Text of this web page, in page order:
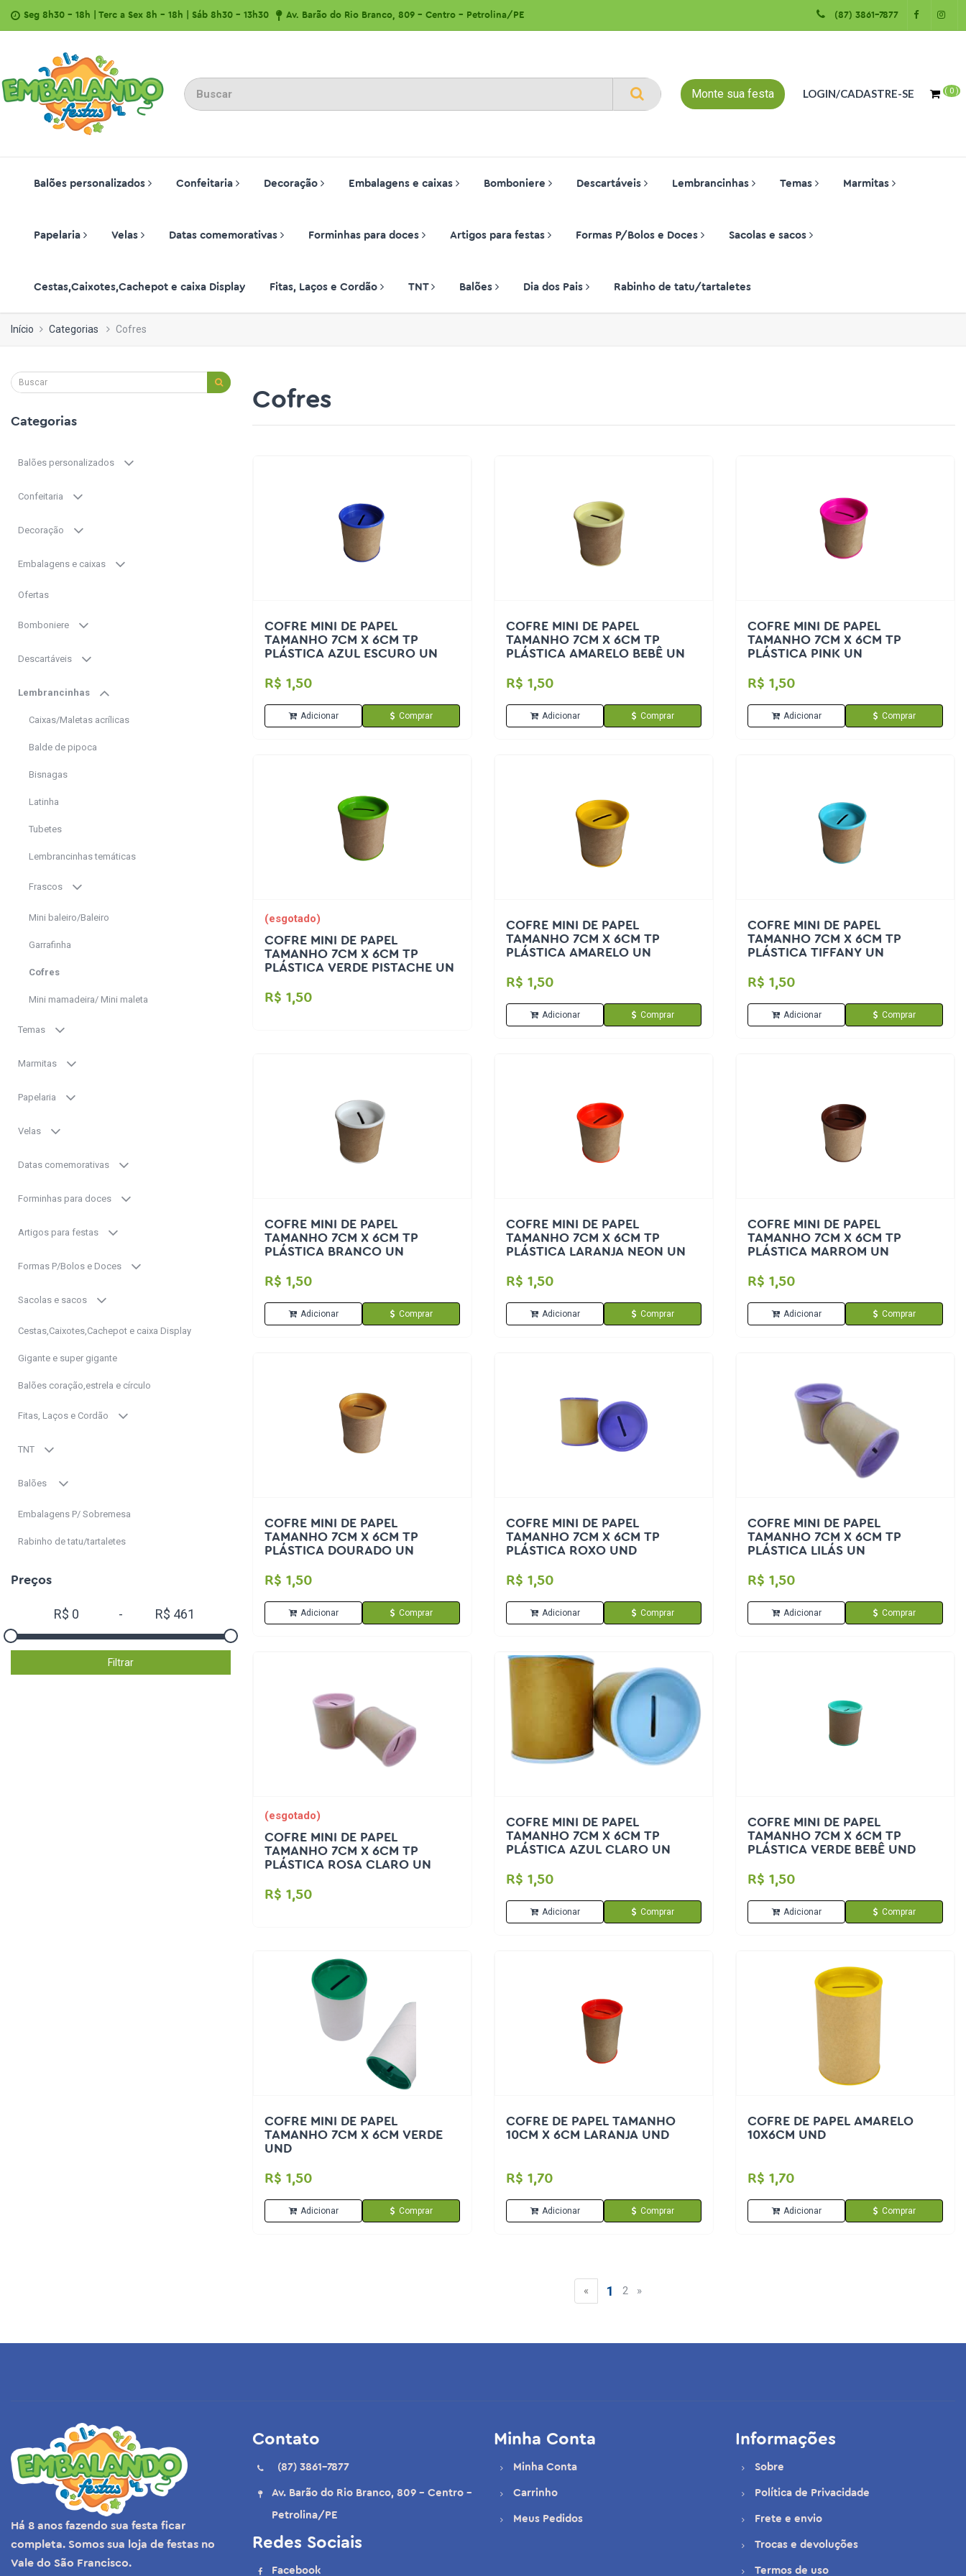
Seg 8h30 - 18h | Terc a Sex 8h - 18h | Sáb 8h30 - 13h30 Av. Barão do Rio Branco, 809 - Centro - Petrolina/PE (87) 3861-7877
Monte sua festa LOGIN/CADASTRE-SE ( 0 )
Balões personalizados Confeitaria Decoração Embalagens e caixas Bomboniere Descartáveis Lembrancinhas Temas Marmitas
Papelaria Velas Datas comemorativas Forminhas para doces Artigos para festas Formas P/Bolos e Doces Sacolas e sacos
Cestas,Caixotes,Cachepot e caixa Display Fitas, Laços e Cordão TNT Balões Dia dos Pais Rabinho de tatu/tartaletes
Início Categorias Cofres
Categorias
Balões personalizados
Confeitaria
Decoração
Embalagens e caixas
Ofertas
Bomboniere
Descartáveis
Lembrancinhas
Caixas/Maletas acrílicas
Balde de pipoca
Bisnagas
Latinha
Tubetes
Lembrancinhas temáticas
Frascos
Mini baleiro/Baleiro
Garrafinha
Cofres
Mini mamadeira/ Mini maleta
Temas
Marmitas
Papelaria
Velas
Datas comemorativas
Forminhas para doces
Artigos para festas
Formas P/Bolos e Doces
Sacolas e sacos
Cestas,Caixotes,Cachepot e caixa Display
Gigante e super gigante
Balões coração,estrela e círculo
Fitas, Laços e Cordão
TNT
Balões
Embalagens P/ Sobremesa
Rabinho de tatu/tartaletes
Preços
R$ 0 - R$ 461
Filtrar
Cofres
COFRE MINI DE PAPEL
TAMANHO 7CM X 6CM TP
PLÁSTICA AZUL ESCURO UN
R$ 1,50
Adicionar Comprar
COFRE MINI DE PAPEL
TAMANHO 7CM X 6CM TP
PLÁSTICA AMARELO BEBÊ UN
R$ 1,50
Adicionar Comprar
COFRE MINI DE PAPEL
TAMANHO 7CM X 6CM TP
PLÁSTICA PINK UN
R$ 1,50
Adicionar Comprar
(esgotado)
COFRE MINI DE PAPEL
TAMANHO 7CM X 6CM TP
PLÁSTICA VERDE PISTACHE UN
R$ 1,50
COFRE MINI DE PAPEL
TAMANHO 7CM X 6CM TP
PLÁSTICA AMARELO UN
R$ 1,50
Adicionar Comprar
COFRE MINI DE PAPEL
TAMANHO 7CM X 6CM TP
PLÁSTICA TIFFANY UN
R$ 1,50
Adicionar Comprar
COFRE MINI DE PAPEL
TAMANHO 7CM X 6CM TP
PLÁSTICA BRANCO UN
R$ 1,50
Adicionar Comprar
COFRE MINI DE PAPEL
TAMANHO 7CM X 6CM TP
PLÁSTICA LARANJA NEON UN
R$ 1,50
Adicionar Comprar
COFRE MINI DE PAPEL
TAMANHO 7CM X 6CM TP
PLÁSTICA MARROM UN
R$ 1,50
Adicionar Comprar
COFRE MINI DE PAPEL
TAMANHO 7CM X 6CM TP
PLÁSTICA DOURADO UN
R$ 1,50
Adicionar Comprar
COFRE MINI DE PAPEL
TAMANHO 7CM X 6CM TP
PLÁSTICA ROXO UND
R$ 1,50
Adicionar Comprar
COFRE MINI DE PAPEL
TAMANHO 7CM X 6CM TP
PLÁSTICA LILÁS UN
R$ 1,50
Adicionar Comprar
(esgotado)
COFRE MINI DE PAPEL
TAMANHO 7CM X 6CM TP
PLÁSTICA ROSA CLARO UN
R$ 1,50
COFRE MINI DE PAPEL
TAMANHO 7CM X 6CM TP
PLÁSTICA AZUL CLARO UN
R$ 1,50
Adicionar Comprar
COFRE MINI DE PAPEL
TAMANHO 7CM X 6CM TP
PLÁSTICA VERDE BEBÊ UND
R$ 1,50
Adicionar Comprar
COFRE MINI DE PAPEL
TAMANHO 7CM X 6CM VERDE
UND
R$ 1,50
Adicionar Comprar
COFRE DE PAPEL TAMANHO
10CM X 6CM LARANJA UND
R$ 1,70
Adicionar Comprar
COFRE DE PAPEL AMARELO
10X6CM UND
R$ 1,70
Adicionar Comprar
« 1 2 »
Há 8 anos fazendo sua festa ficar
completa. Somos sua loja de festas no
Vale do São Francisco.
Contato
(87) 3861-7877
Av. Barão do Rio Branco, 809 - Centro -
Petrolina/PE
Redes Sociais
Facebook
Minha Conta
Minha Conta
Carrinho
Meus Pedidos
Informações
Sobre
Política de Privacidade
Frete e envio
Trocas e devoluções
Termos de uso